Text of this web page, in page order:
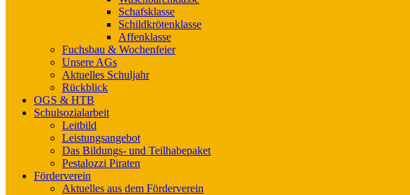
Schafsklasse
Schildkrötenklasse
Affenklasse
Fuchsbau & Wochenfeier
Unsere AGs
Aktuelles Schuljahr
Rückblick
OGS & HTB
Schulsozialarbeit
Leitbild
Leistungsangebot
Das Bildungs- und Teilhabepaket
Pestalozzi Piraten
Förderverein
Aktuelles aus dem Förderverein